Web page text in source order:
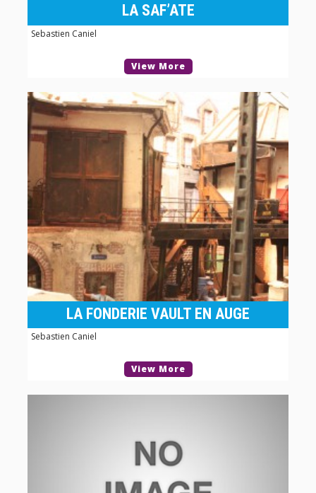
LA SAF’ATE
Sebastien Caniel
View More
LA FONDERIE VAULT EN AUGE
Sebastien Caniel
View More